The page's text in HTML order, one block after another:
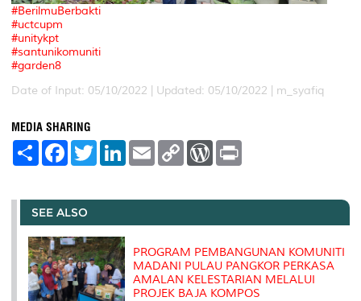
#BerilmuBerbakti
#uctcupm
#unitykpt
#santunikomuniti
#garden8
Date of Input: 05/10/2022 | Updated: 05/10/2022 | m_syafiq
MEDIA SHARING
S
e
F
a
b
o
o
k
T
w
t
r
L
e
I
E
m
l
C
L
n
W
P
e
s
t
SEE ALSO
PROGRAM PEMBANGUNAN KOMUNITI
MADANI PULAU PANGKOR PERKASA
AMALAN KELESTARIAN MELALUI
PROJEK BAJA KOMPOS